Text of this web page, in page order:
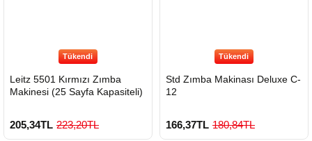
Tükendi
Leitz 5501 Kırmızı Zımba
Makinesi (25 Sayfa Kapasiteli)
205,34TL 223,20TL
Tükendi
Std Zımba Makinası Deluxe C-
12
166,37TL 180,84TL